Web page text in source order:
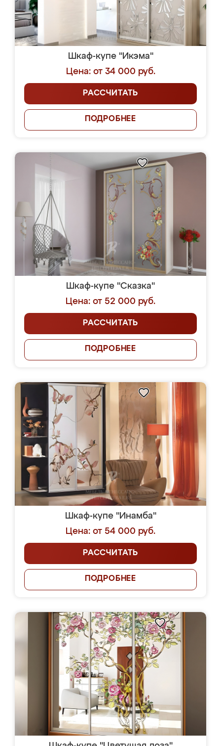
Шкаф-купе "Икэма"
Цена: от 34 000 руб.
РАССЧИТАТЬ
ПОДРОБНЕЕ
Шкаф-купе "Сказка"
Цена: от 52 000 руб.
РАССЧИТАТЬ
ПОДРОБНЕЕ
Шкаф-купе "Инамба"
Цена: от 54 000 руб.
РАССЧИТАТЬ
ПОДРОБНЕЕ